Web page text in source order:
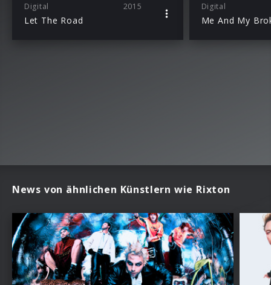
Digital 2015
Let The Road
Digital
Me And My
News von ähnlichen Künstlern wie Rixton